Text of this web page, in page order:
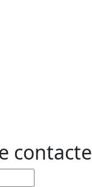
contacte